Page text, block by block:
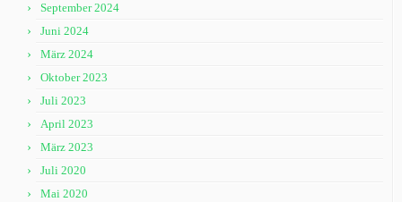
September 2024
Juni 2024
März 2024
Oktober 2023
Juli 2023
April 2023
März 2023
Juli 2020
Mai 2020